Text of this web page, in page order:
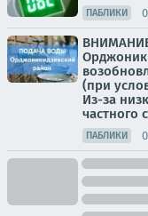
ПАБЛИКИ
(при
Из-за
частного
ПАБЛИКИ